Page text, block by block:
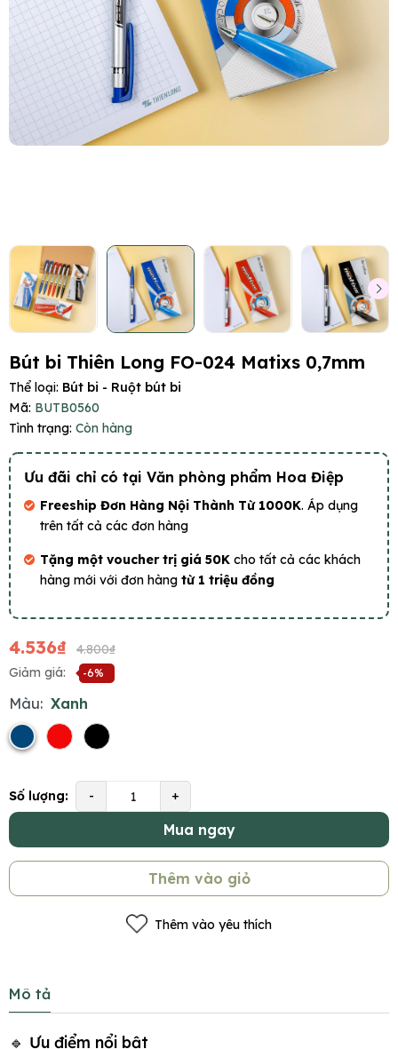
Bút bi Thiên Long FO-024 Matixs 0,7mm
Thể loại: Bút bi - Ruột bút bi
Mã: BUTB0560
Tình trạng: Còn hàng
Ưu đãi chỉ có tại Văn phòng phẩm Hoa Điệp
Freeship Đơn Hàng Nội Thành Từ 1000K. Áp dụng
trên tất cả các đơn hàng
Tặng một voucher trị giá 50K cho tất cả các khách
hàng mới với đơn hàng từ 1 triệu đồng
4.536₫
4.800₫
Giảm giá:
-6%
Màu: Xanh
Số lượng: - +
Mua ngay
Thêm vào giỏ
Thêm vào yêu thích
Mô tả
🔹 Ưu điểm nổi bật